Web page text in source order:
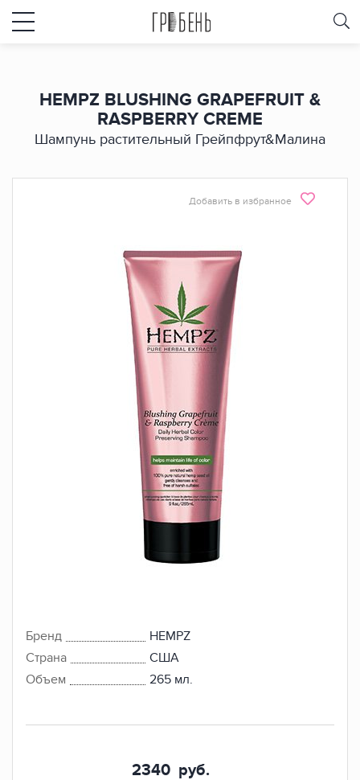
HEMPZ BLUSHING GRAPEFRUIT &
RASPBERRY CREME
Шампунь растительный Грейпфрут&Малина
Бренд
HEMPZ
Страна
США
Объем
265 мл.
Добавить в избранное
2340руб.